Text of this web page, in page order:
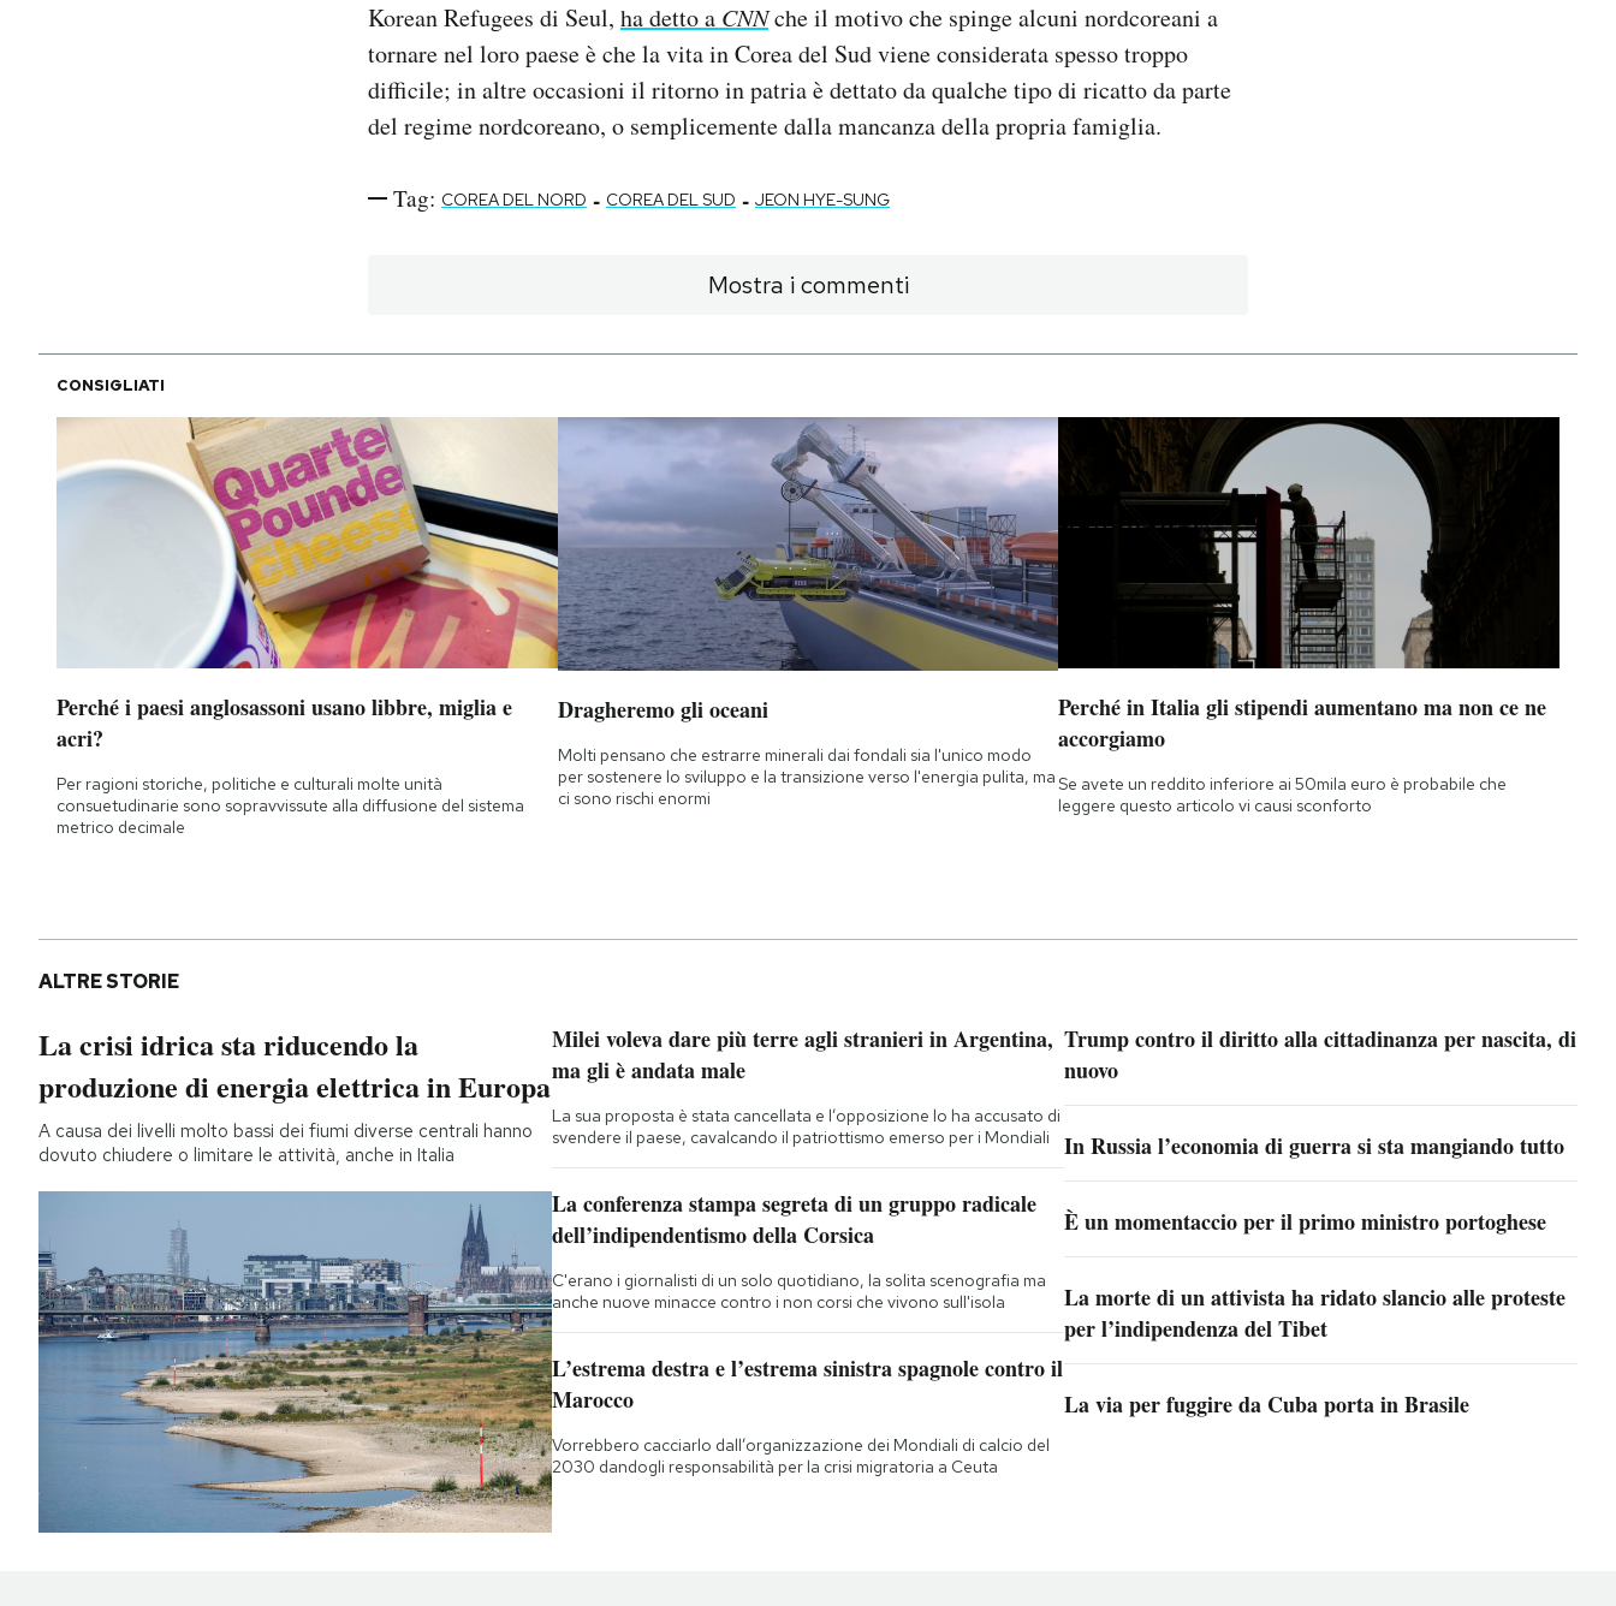
Korean Refugees di Seul, ha detto a CNNche il motivo che spinge alcuni nordcoreani a
tornare nel loro paese è che la vita in Corea del Sud viene considerata spesso troppo
difficile; in altre occasioni il ritorno in patria è dettato da qualche tipo di ricatto da parte
del regime nordcoreano, o semplicemente dalla mancanza della propria famiglia.
Tag: COREA DEL NORD - COREA DEL SUD - JEON HYE-SUNG
Mostra i commenti
CONSIGLIATI
Perché i paesi anglosassoni usano libbre, miglia e
acri?
Per ragioni storiche, politiche e culturali molte unità
consuetudinarie sono sopravvissute alla diffusione del sistema
metrico decimale
Dragheremo gli oceani
Molti pensano che estrarre minerali dai fondali sia l'unico modo
per sostenere lo sviluppo e la transizione verso l'energia pulita, ma
ci sono rischi enormi
Perché in Italia gli stipendi aumentano ma non ce ne
accorgiamo
Se avete un reddito inferiore ai 50mila euro è probabile che
leggere questo articolo vi causi sconforto
ALTRE STORIE
La crisi idrica sta riducendo la
produzione di energia elettrica in Europa
A causa dei livelli molto bassi dei fiumi diverse centrali hanno
dovuto chiudere o limitare le attività, anche in Italia
Milei voleva dare più terre agli stranieri in Argentina,
ma gli è andata male
La sua proposta è stata cancellata e l’opposizione lo ha accusato di
svendere il paese, cavalcando il patriottismo emerso per i Mondiali
La conferenza stampa segreta di un gruppo radicale
dell’indipendentismo della Corsica
C'erano i giornalisti di un solo quotidiano, la solita scenografia ma
anche nuove minacce contro i non corsi che vivono sull'isola
L’estrema destra e l’estrema sinistra spagnole contro il
Marocco
Vorrebbero cacciarlo dall’organizzazione dei Mondiali di calcio del
2030 dandogli responsabilità per la crisi migratoria a Ceuta
Trump contro il diritto alla cittadinanza per nascita, di
nuovo
In Russia l’economia di guerra si sta mangiando tutto
È un momentaccio per il primo ministro portoghese
La morte di un attivista ha ridato slancio alle proteste
per l’indipendenza del Tibet
La via per fuggire da Cuba porta in Brasile